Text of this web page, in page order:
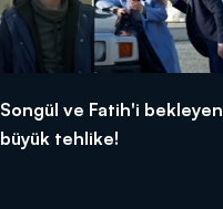
Songül ve Fatih'i bekleyen
büyük tehlike!